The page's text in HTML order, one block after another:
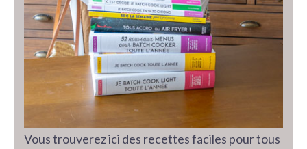
Vous trouverez ici des recettes faciles pour tous